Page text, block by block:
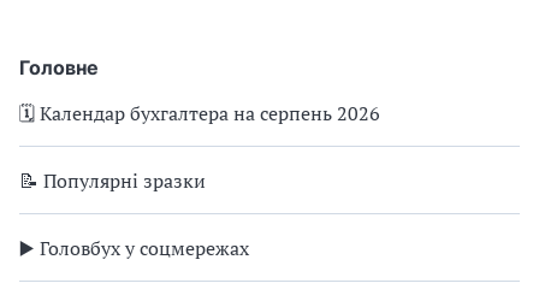
Головне
🗓️ Календар бухгалтера на серпень 2026
📝 Популярні зразки
▶️ Головбух у соцмережах